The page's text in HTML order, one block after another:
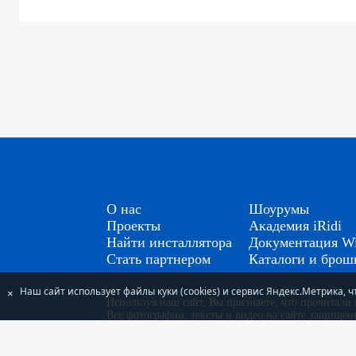
О нас
Проекты
Найти инсталлятора
Стать партнером
Шоурумы
Академия iRidi
Документация
Каталоги и
Используя наш сайт, Вы признаете, что
Все фотографии, тексты и видео на сайте
× Наш сайт использует файлы куки (cookies) и сервис Яндекс.Метрика,